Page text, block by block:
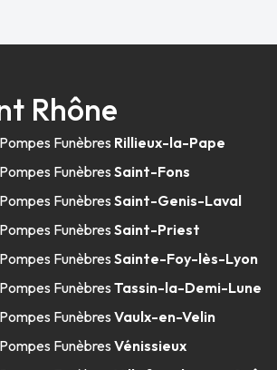
Rhône
Pompes Funèbres Rillieux-la-Pape
Pompes FunèbresSaint-Fons
Pompes FunèbresSaint-Genis-Laval
Pompes FunèbresSaint-Priest
Pompes FunèbresSainte-Foy-lès-Lyon
Pompes FunèbresTassin-la-Demi-Lune
Pompes FunèbresVaulx-en-Velin
Pompes FunèbresVénissieux